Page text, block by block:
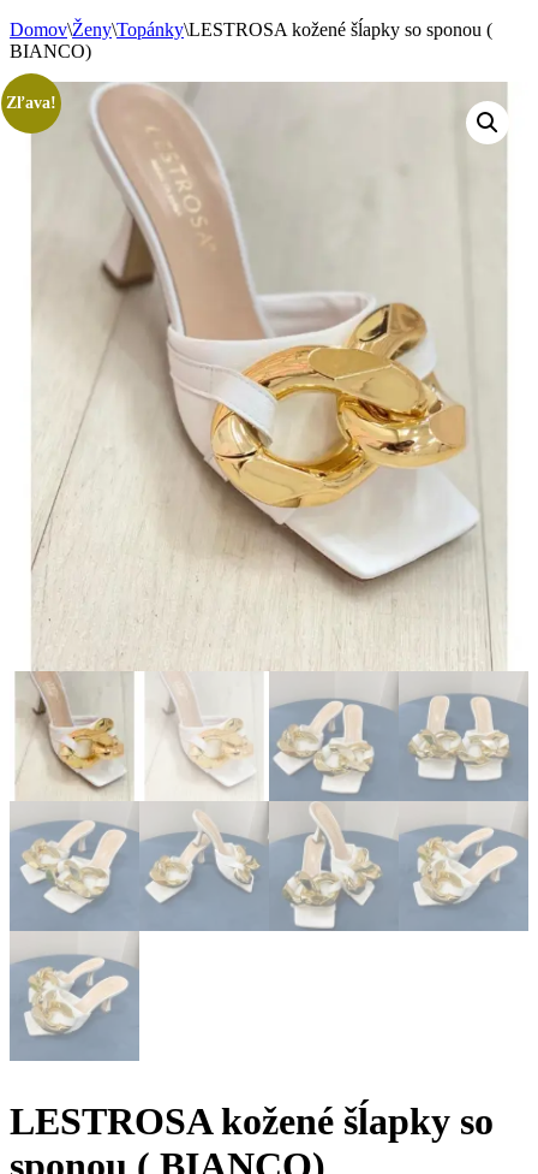
Domov\Ženy\Topánky\LESTROSA kožené šĺapky so sponou (
BIANCO)
Zľava!
LESTROSA kožené šĺapky so
sponou ( BIANCO)